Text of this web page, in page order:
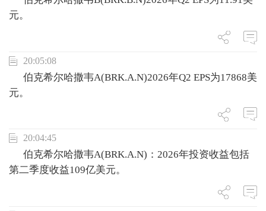
元。
20:05:08
伯克希尔哈撒韦A(BRK.A.N)2026年Q2 EPS为17868美
元。
20:04:45
伯克希尔哈撒韦A(BRK.A.N)：2026年投资收益包括
第二季度收益109亿美元。